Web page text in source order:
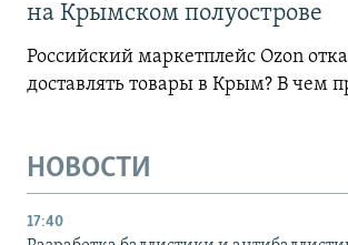
на Крымском полуострове
Российский маркетплейс Ozon
доставлять товары в Крым? В чем
НОВОСТИ
17:40